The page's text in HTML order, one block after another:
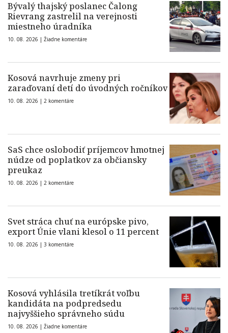
Bývalý thajský poslanec Čalong
Rievrang zastrelil na verejnosti
miestneho úradníka
10. 08. 2026 | Žiadne komentáre
Kosová navrhuje zmeny pri
zaraďovaní detí do úvodných ročníkov
10. 08. 2026 | 2 komentáre
SaS chce oslobodiť príjemcov hmotnej
núdze od poplatkov za občiansky
preukaz
10. 08. 2026 | 2 komentáre
Svet stráca chuť na európske pivo,
export Únie vlani klesol o 11 percent
10. 08. 2026 | 3 komentáre
Kosová vyhlásila tretíkrát voľbu
kandidáta na podpredsedu
najvyššieho správneho súdu
10. 08. 2026 | Žiadne komentáre